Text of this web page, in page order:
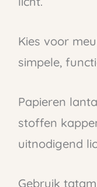
Kies voor
simpele,
Papieren
stoffen
uitnodigend
Gebruik